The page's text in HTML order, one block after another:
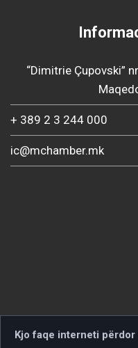
“Dimitrie Çupovski”
+ 389 2 3 244 000
ic@mchamber.mk
Kjo faqe interneti